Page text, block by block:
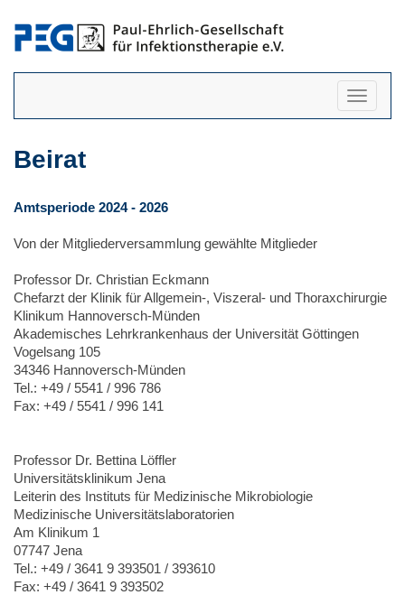
anzeigen
Beirat
Amtsperiode 2024 - 2026
Von der Mitgliederversammlung gewählte Mitglieder
Professor Dr. Christian Eckmann
Chefarzt der Klinik für Allgemein-, Viszeral- und Thoraxchirurgie
Klinikum Hannoversch-Münden
Akademisches Lehrkrankenhaus der Universität Göttingen
Vogelsang 105
34346 Hannoversch-Münden
Tel.: +49 / 5541 / 996 786
Fax: +49 / 5541 / 996 141
Professor Dr. Bettina Löffler
Universitätsklinikum Jena
Leiterin des Instituts für Medizinische Mikrobiologie
Medizinische Universitätslaboratorien
Am Klinikum 1
07747 Jena
Tel.: +49 / 3641 9 393501 / 393610
Fax: +49 / 3641 9 393502